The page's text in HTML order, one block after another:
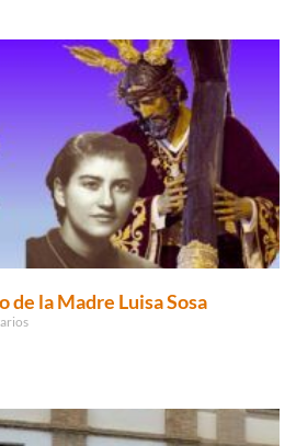
de la Madre Luisa Sosa